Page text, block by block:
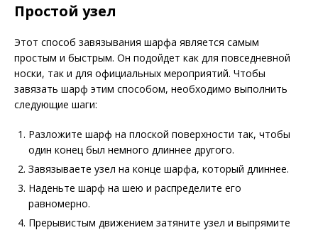
Простой узел
Этот способ завязывания шарфа является самым
простым и быстрым. Он подойдет как для повседневной
носки, так и для официальных мероприятий. Чтобы
завязать шарф этим способом, необходимо выполнить
следующие шаги:
Разложите шарф на плоской поверхности так, чтобы
один конец был немного длиннее другого.
Завязываете узел на конце шарфа, который длиннее.
Наденьте шарф на шею и распределите его
равномерно.
Прерывистым движением затяните узел и выпрямите